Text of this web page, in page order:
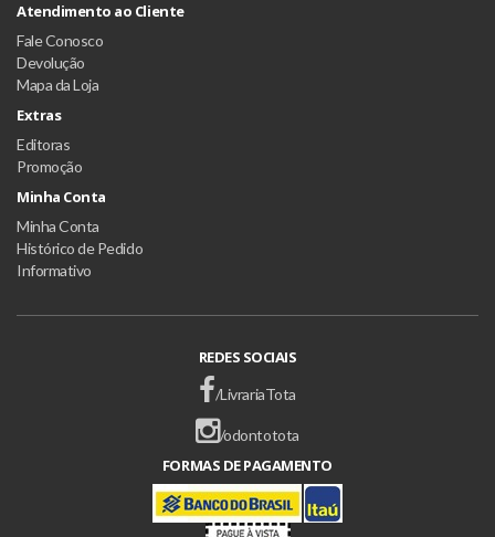
Atendimento ao Cliente
Fale Conosco
Devolução
Mapa da Loja
Extras
Editoras
Promoção
Minha Conta
Minha Conta
Histórico de Pedido
Informativo
REDES SOCIAIS
/LivrariaTota
/odontotota
FORMAS DE PAGAMENTO